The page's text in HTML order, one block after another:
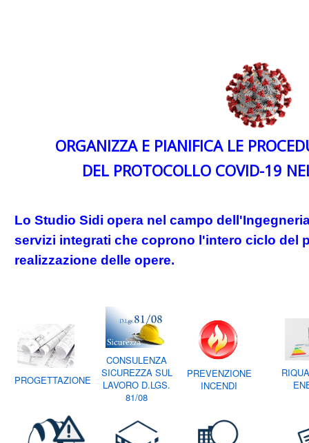
ORGANIZZA E PIANIFICA LE
DEL PROTOCOLLO COVID-19
Lo Studio Sidi opera nel campo
servizi integrati che coprono l'intero ciclo del
realizzazione delle opere.
PROGETTAZIONE
CONSULENZA
SICUREZZA SUL
LAVORO D.LGS.
81/08
PREVENZIONE
INCENDI